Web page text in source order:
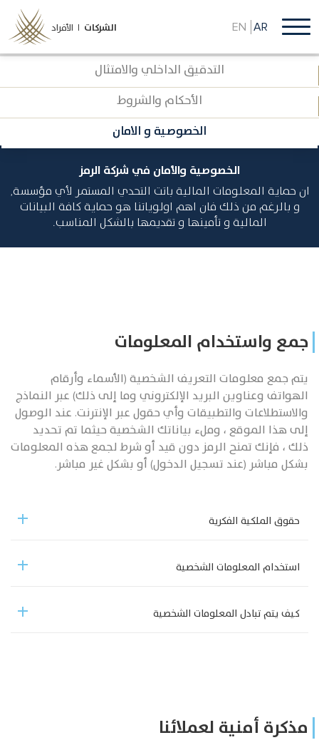
إلى
المحتوى
الرئيسي
الأفراد | الشركات EN AR
التدقيق الداخلي والامتثال
الأحكام والشروط
الخصوصية و الامان
الخصوصية والأمان في شركة الرمز
ان حماية المعلومات المالية باتت التحدي المستمر لأي مؤسسة,
و بالرغم من ذلك فان اهم اولوياتنا هو حماية كافة البيانات
المالية و تأمينها و تقديمها بالشكل المناسب.
جمع واستخدام المعلومات
يتم جمع معلومات التعريف الشخصية (الأسماء وأرقام
الهواتف وعناوين البريد الإلكتروني وما إلى ذلك) عبر النماذج
والاستطلاعات والتطبيقات وأي حقول عبر الإنترنت. عند الوصول
إلى هذا الموقع ، وملء بياناتك الشخصية حيثما تم تحديد
ذلك ، فإنك تمنح الرمز دون قيد أو شرط لجمع هذه المعلومات
بشكل مباشر (عند تسجيل الدخول) أو بشكل غير مباشر.
حقوق الملكية الفكرية
استخدام المعلومات الشخصية
كيف يتم تبادل المعلومات الشخصية
مذكرة أمنية لعملائنا